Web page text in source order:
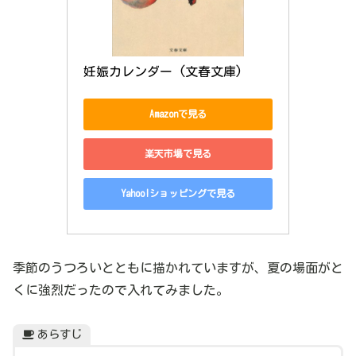
妊娠カレンダー (文春文庫)
Amazonで見る
楽天市場で見る
Yahoo!ショッピングで見る
季節のうつろいとともに描かれていますが、夏の場面がと
くに強烈だったので入れてみました。
あらすじ